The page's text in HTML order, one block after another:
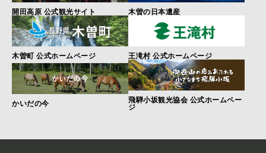
開田高原 公式観光サイト 木曽の日本遺産
木曽町 公式ホームページ 王滝村 公式ホームページ
かいだの今
飛騨小坂観光協会 公式ホームペー
ジ